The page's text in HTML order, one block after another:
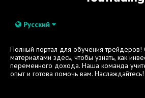
Русский
Полный портал для обучения трейдеров!
материалами здесь, чтобы узнать, как
переменного дохода. Наша команда
опыт и готова помочь вам. Наслаждайтесь!